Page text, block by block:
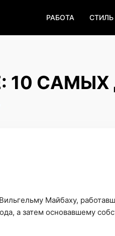
РАБОТА СТИЛЬ
10 САМЫХ
Майбаху,
а затем основавшему